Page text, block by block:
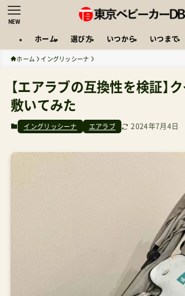
NEW
ホーム 選び方 いつから いつまで
ホーム イングリッシーナ
【エアラブの互換性を検証】
敷いてみた
イングリッシーナ エアラブ 2024年7月4日